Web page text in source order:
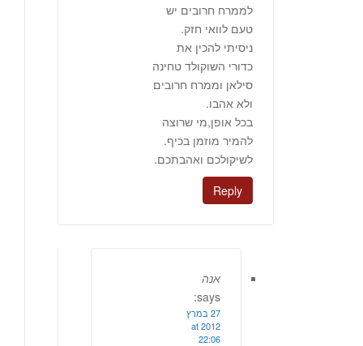
לממרח חרובים יש
טעם לוואי חזק.
ניסיתי להכין את
כדורי השוקולד טחינה
סילאן וממרח חרובים
ולא אהבו.
בכל אופן,מי שרוצה
להמיר מוזמן בכיף.
לשיקולכם ואהבתכם.
Reply
אנה
says:
27 במרץ
2012 at
22:06